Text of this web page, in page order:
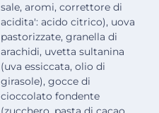
sale, aromi, correttore di
acidita': acido citrico), uova
pastorizzate, granella di
arachidi, uvetta sultanina
(uva essiccata, olio di
girasole), gocce di
cioccolato fondente